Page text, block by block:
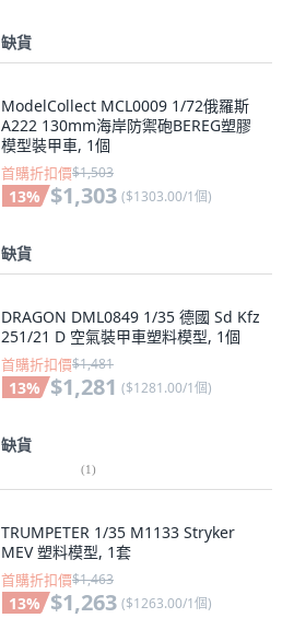
缺貨
ModelCollect MCL0009 1/72俄羅斯
A222 130mm海岸防禦砲BEREG塑膠
模型裝甲車, 1個
首購折扣價$1,503
13% $1,303 ($1303.00/1個)
缺貨
DRAGON DML0849 1/35 德國 Sd Kfz
251/21 D 空氣裝甲車塑料模型, 1個
首購折扣價$1,481
13% $1,281 ($1281.00/1個)
缺貨
(1)
TRUMPETER 1/35 M1133 Stryker
MEV 塑料模型, 1套
首購折扣價$1,463
13% $1,263 ($1263.00/1個)